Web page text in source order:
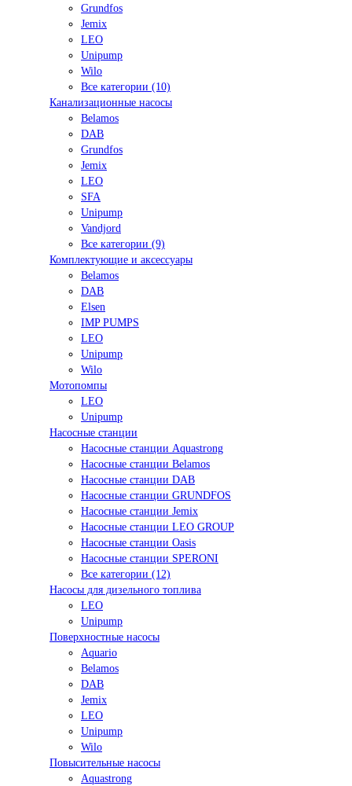
Grundfos
Jemix
LEO
Unipump
Wilo
Все категории (10)
Канализационные насосы
Belamos
DAB
Grundfos
Jemix
LEO
SFA
Unipump
Vandjord
Все категории (9)
Комплектующие и аксессуары
Belamos
DAB
Elsen
IMP PUMPS
LEO
Unipump
Wilo
Мотопомпы
LEO
Unipump
Насосные станции
Насосные станции Aquastrong
Насосные станции Belamos
Насосные станции DAB
Насосные станции GRUNDFOS
Насосные станции Jemix
Насосные станции LEO GROUP
Насосные станции Oasis
Насосные станции SPERONI
Все категории (12)
Насосы для дизельного топлива
LEO
Unipump
Поверхностные насосы
Aquario
Belamos
DAB
Jemix
LEO
Unipump
Wilo
Повысительные насосы
Aquastrong